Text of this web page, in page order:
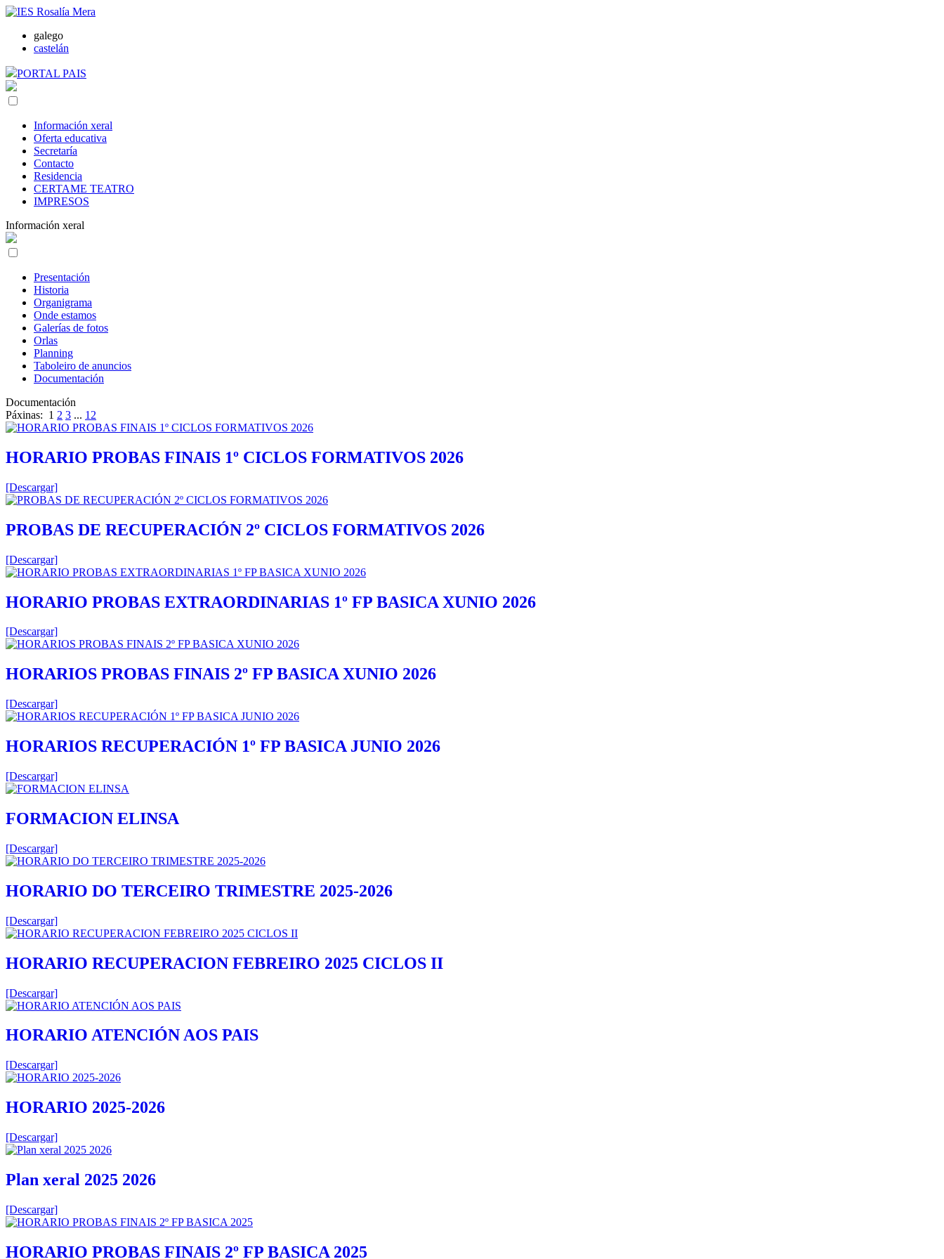
galego
castelán
PORTAL PAIS
Información xeral
Oferta educativa
Secretaría
Contacto
Residencia
CERTAME TEATRO
IMPRESOS
Información xeral
Presentación
Historia
Organigrama
Onde estamos
Galerías de fotos
Orlas
Planning
Taboleiro de anuncios
Documentación
Documentación
Páxinas: 1 2 3 ... 12
HORARIO PROBAS FINAIS 1º CICLOS FORMATIVOS 2026
[Descargar]
PROBAS DE RECUPERACIÓN 2º CICLOS FORMATIVOS 2026
[Descargar]
HORARIO PROBAS EXTRAORDINARIAS 1º FP BASICA XUNIO 2026
[Descargar]
HORARIOS PROBAS FINAIS 2º FP BASICA XUNIO 2026
[Descargar]
HORARIOS RECUPERACIÓN 1º FP BASICA JUNIO 2026
[Descargar]
FORMACION ELINSA
[Descargar]
HORARIO DO TERCEIRO TRIMESTRE 2025-2026
[Descargar]
HORARIO RECUPERACION FEBREIRO 2025 CICLOS II
[Descargar]
HORARIO ATENCIÓN AOS PAIS
[Descargar]
HORARIO 2025-2026
[Descargar]
Plan xeral 2025 2026
[Descargar]
HORARIO PROBAS FINAIS 2º FP BASICA 2025